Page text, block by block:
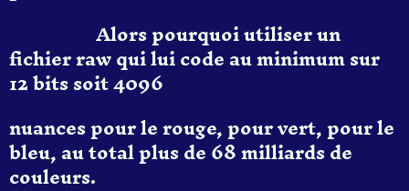
Alors pourquoi utiliser un
fichier raw qui lui code au minimum sur
12 bits soit 4096
nuances pour le rouge, pour vert, pour le
bleu, au total plus de 68 milliards de
couleurs.